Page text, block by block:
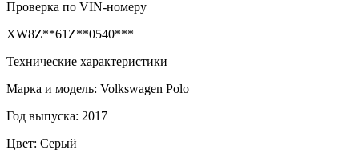
Проверка по VIN-номеру
XW8Z**61Z**0540***
Технические характеристики
Марка и модель: Volkswagen Polo
Год выпуска: 2017
Цвет: Серый